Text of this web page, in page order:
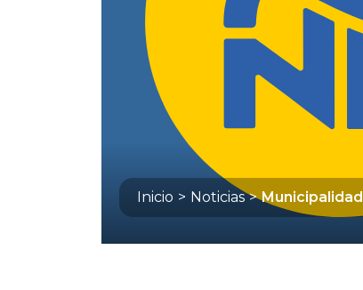
Inicio > Noticias > Municipalidad